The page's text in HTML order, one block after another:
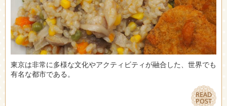
東京は非常に多様な文化やアクティビティが融合した、世界でも
有名な都市である。
READ
POST
READ
POST